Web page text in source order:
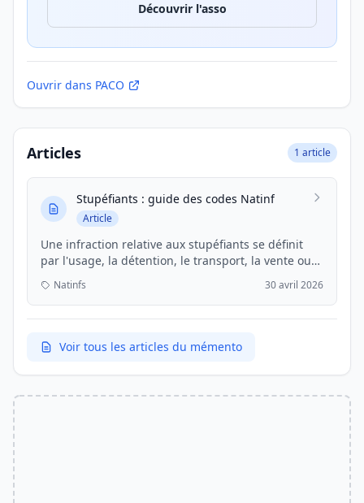
Découvrir l'asso
Ouvrir dans PACO
Articles 1 article
Stupéfiants : guide des codes Natinf
Article
Une infraction relative aux stupéfiants se définit
par l'usage, la détention, le transport, la vente ou
la fabrication de substances ou plantes classées
comme vénéneuses dont l'usage est prohibé par la
loi en raison de leur toxicité ou du ris...
Natinfs 30 avril 2026
Voir tous les articles du mémento